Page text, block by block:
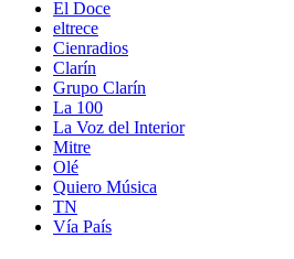
El Doce
eltrece
Cienradios
Clarín
Grupo Clarín
La 100
La Voz del Interior
Mitre
Olé
Quiero Música
TN
Vía País